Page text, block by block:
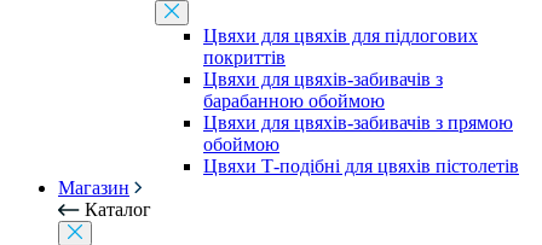
Цвяхи для цвяхів для підлогових
покриттів
Цвяхи для цвяхів-забивачів з
барабанною обоймою
Цвяхи для цвяхів-забивачів з прямою
обоймою
Цвяхи Т-подібні для цвяхів пістолетів
Магазин
Каталог